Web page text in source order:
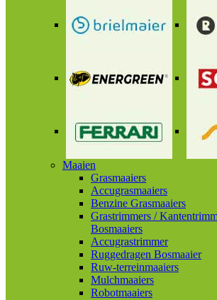
Maaien
Grasmaaiers
Accugrasmaaiers
Benzine Grasmaaiers
Grastrimmers /
Bosmaaiers
Accugrastrimmer
Ruggedragen Bosmaaier
Ruw-terreinmaaiers
Mulchmaaiers
Robotmaaiers